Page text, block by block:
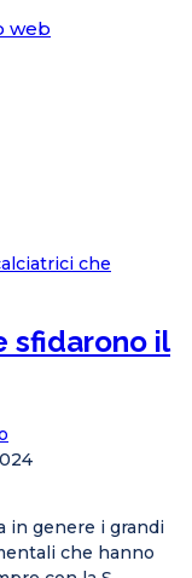
web
sfidarono il
in genere i grandi
che hanno